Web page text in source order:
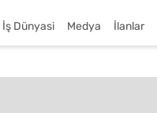
İş Dünyasi Medya İlanlar